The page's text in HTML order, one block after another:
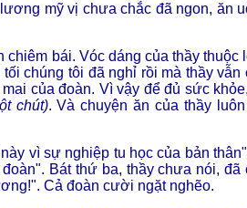
mỹ vị chưa chắc đã ngon, ăn
bái. Vóc dáng của thầy thuộc
chúng tôi đã nghỉ rồi mà thầy vẫn
của đoàn. Vì vậy để đủ sức
chút). Và chuyện ăn của thầy
vì sự nghiệp tu học của bản
Bát thứ ba, thầy chưa nói,
Cả đoàn cười ngặt nghẽo.